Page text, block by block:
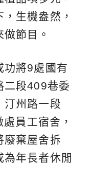
生機盎然，
節目。
功將9處國有
二段409巷委
汀州路一段
員工宿舍，
廢棄屋舍拆
為年長者休閒